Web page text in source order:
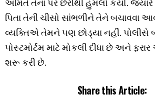
અમિતે તેના પર છરીથી હુમલો કર્યો.
પિતા તેની ચીસો સાંભળીને તેને બચાવવા
વ્યક્તિએ તેમને પણ છોડ્યા નહીં. પોલીસે
પોસ્ટમોર્ટમ માટે મોકલી દીધા છે અને
શરૂ કરી છે.
Share this Article: